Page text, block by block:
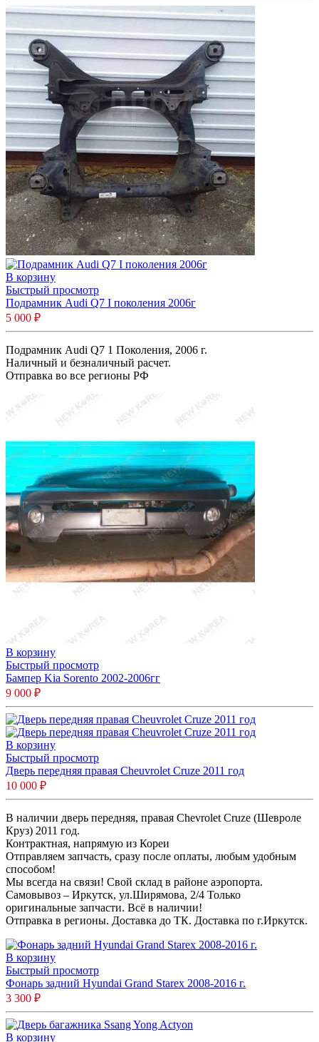
В корзину
Быстрый просмотр
Подрамник Audi Q7 I поколения 2006г
5 000 ₽
Подрамник Audi Q7 1 Поколения, 2006 г.
Наличный и безналичный расчет.
Отправка во все регионы РФ
В корзину
Быстрый просмотр
Бампер Kia Sorento 2002-2006гг
9 000 ₽
В корзину
Быстрый просмотр
Дверь передняя правая Cheuvrolet Cruze 2011 год
10 000 ₽
В наличии дверь передняя, правая Chevrolet Cruze (Шевроле
Круз) 2011 год.
Контрактная, напрямую из Кореи
Отправляем запчасть, сразу после оплаты, любым удобным
способом!
Мы всегда на связи! Свой склад в районе аэропорта.
Самовывоз – Иркутск, ул.Ширямова, 2/4 Только
оригинальные запчасти. Всё в наличии!
Отправка в регионы. Доставка до ТК. Доставка по г.Иркутск.
В корзину
Быстрый просмотр
Фонарь задний Hyundai Grand Starex 2008-2016 г.
3 300 ₽
В корзину